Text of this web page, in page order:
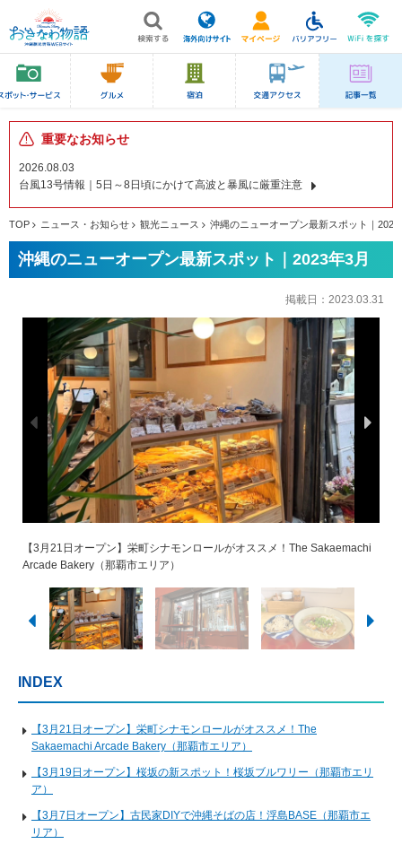
重要なお知らせ
2026.08.03
台風13号情報｜5日～8日頃にかけて高波と暴風に厳重注意
TOP ニュース・お知らせ 観光ニュース 沖縄のニューオープン最新スポット｜2023
沖縄のニューオープン最新スポット｜2023年3月
掲載日： 2023.03.31
【3月21日オープン】栄町シナモンロールがオススメ！The Sakaemachi
Arcade Bakery（那覇市エリア）
【3月19日オープン】桜坂の新スポット！桜坂ブルワリー（那覇市エリ
ア）
【3月7日オープン】古民家DIYで沖縄そばの店！浮島BASE（那覇市エリ
ア）
【3月1日リニューアルオープン】ガーリックシュリンプ専門店 COCO
SHRIMP ココシュリンプ（うるま市エリア）
【3月1日オープン】全国で愛される味が沖縄初出店！THE TACORAICE
HOUSE 国際通り店（那覇市エリア）
【3月3日オープン】あざみ屋が直営するカフェ！Cafe FIVE FOUR
EVER（石垣市エリア）
【3月7日オープン】特製スープと美味しいパンのお店 柘榴石
GARNET（嘉手納町エリア）
【3月7日オープン】あぐー豚と石垣牛が両方楽しめる しゃぶ邸 慶
（YOROKOBI） 宮古店（宮古島市エリア）
【3月13日オープン】宮古島市最大級のグランピング施設 GLAMTECH
RESORTS HEAVEN（宮古島市エリア）
【3月19日リニュアルオープン】沖縄の食の魅力発信拠点！第一牧志公設
市場（那覇市エリア）
INDEX
【3月21日オープン】栄町シナモンロールがオススメ！The
Sakaemachi Arcade Bakery（那覇市エリア）
【3月19日オープン】桜坂の新スポット！桜坂ブルワリー（那覇市エリ
ア）
【3月7日オープン】古民家DIYで沖縄そばの店！浮島BASE（那覇市エ
リア）